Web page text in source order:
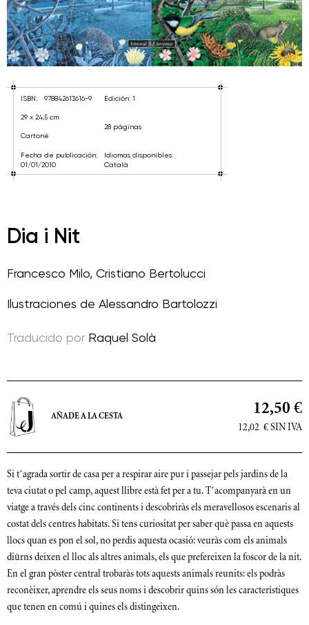
ISBN: 978842613616-9
29 x 24,5 cm
Cartoné
Fecha de publicación:
01/01/2010
Edición: 1
28 páginas
Idiomas disponibles:
Català
Dia i Nit
Francesco Milo, Cristiano Bertolucci
Ilustraciones de Alessandro Bartolozzi
Traducido por Raquel Solà
12,50 €
12,02 € SIN IVA
AÑADE A LA CESTA
Si t’agrada sortir de casa per a respirar aire pur i passejar pels jardins de la
teva ciutat o pel camp, aquest llibre està fet per a tu. T’acompanyarà en un
viatge a través dels cinc continents i descobriràs els meravellosos escenaris al
costat dels centres habitats. Si tens curiositat per saber què passa en aquests
llocs quan es pon el sol, no perdis aquesta ocasió: veuràs com els animals
diürns deixen el lloc als altres animals, els que prefereixen la foscor de la nit.
En el gran pòster central trobaràs tots aquests animals reunits: els podràs
reconèixer, aprendre els seus noms i descobrir quins són les característiques
que tenen en comú i quines els distingeixen.